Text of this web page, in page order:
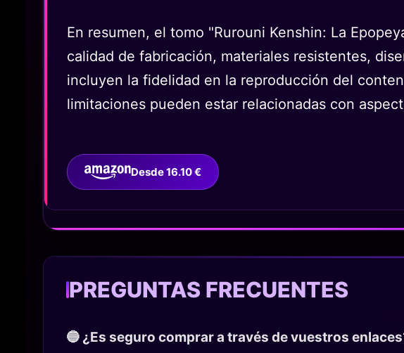
En resumen, el tomo "Rurouni Kenshin: La
calidad de fabricación, materiales resistentes,
incluyen la fidelidad en la reproducción del
limitaciones pueden estar relacionadas con
Desde 16.10 €
PREGUNTAS FRECUENTES
🔵 ¿Es seguro comprar a través de vuestros